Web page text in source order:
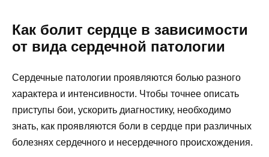
Как болит сердце в зависимости
от вида сердечной патологии
Сердечные патологии проявляются болью разного
характера и интенсивности. Чтобы точнее описать
приступы бои, ускорить диагностику, необходимо
знать, как проявляются боли в сердце при различных
болезнях сердечного и несердечного происхождения.